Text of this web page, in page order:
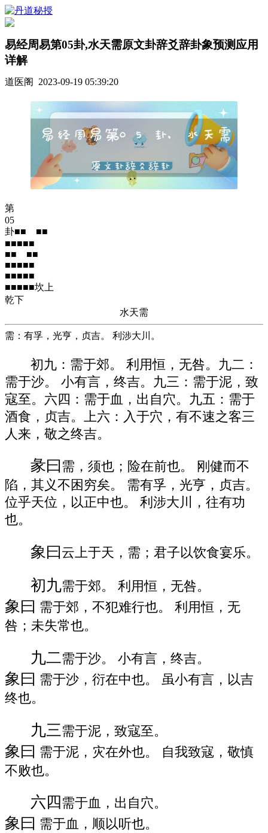
易经周易第05卦,水天需原文卦辞爻辞卦象预测应用
详解
道医阁 2023-09-19 05:39:20
第
05
卦■■ ■■
■■■■■
■■ ■■
■■■■■
■■■■■
■■■■■坎上
乾下
水天需
需：有孚，光亨，贞吉。 利涉大川。
初九：需于郊。 利用恒，无咎。九二：
需于沙。 小有言，终吉。九三：需于泥，致
寇至。六四：需于血，出自穴。九五：需于
酒食，贞吉。上六：入于穴，有不速之客三
人来，敬之终吉。
彖曰需，须也；险在前也。 刚健而不
陷，其义不困穷矣。 需有孚，光亨，贞吉。
位乎天位，以正中也。 利涉大川，往有功
也。
象曰云上于天，需；君子以饮食宴乐。
初九需于郊。 利用恒，无咎。
象曰 需于郊，不犯难行也。 利用恒，无
咎；未失常也。
九二需于沙。 小有言，终吉。
象曰 需于沙，衍在中也。 虽小有言，以吉
终也。
九三需于泥，致寇至。
象曰 需于泥，灾在外也。 自我致寇，敬慎
不败也。
六四 需于血，出自穴。
象曰 需于血，顺以听也。